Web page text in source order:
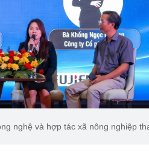
nghệ và hợp tác xã nông nghiệp